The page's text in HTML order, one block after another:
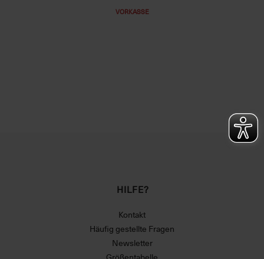
VORKASSE
HILFE?
Kontakt
Häufig gestellte Fragen
Newsletter